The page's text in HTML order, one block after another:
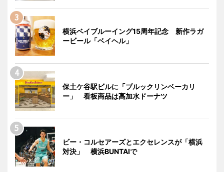
横浜ベイブルーイング15周年記念 新作ラガ
ービール「ベイヘル」
保土ケ谷駅ビルに「ブルックリンベーカリ
ー」 看板商品は高加水ドーナツ
ビー・コルセアーズとエクセレンスが「横浜
対決」 横浜BUNTAIで